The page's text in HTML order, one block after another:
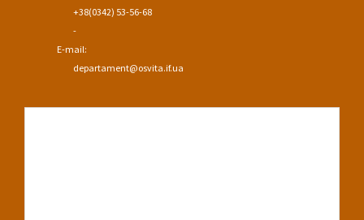
+38(0342) 53-56-68
-
E-mail:
departament@osvita.if.ua